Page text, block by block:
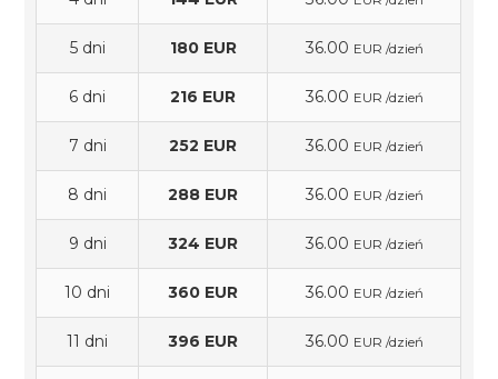
5 dni 180 EUR 36.00 EUR /dzień
6 dni 216 EUR 36.00 EUR /dzień
7 dni 252 EUR 36.00 EUR /dzień
8 dni 288 EUR 36.00 EUR /dzień
9 dni 324 EUR 36.00 EUR /dzień
10 dni 360 EUR 36.00 EUR /dzień
11 dni 396 EUR 36.00 EUR /dzień